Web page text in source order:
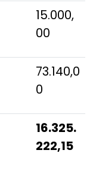
15.000,
00
73.140,0
0
16.325.
222,15